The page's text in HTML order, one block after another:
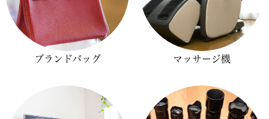
ブランドバッグ マッサージ機